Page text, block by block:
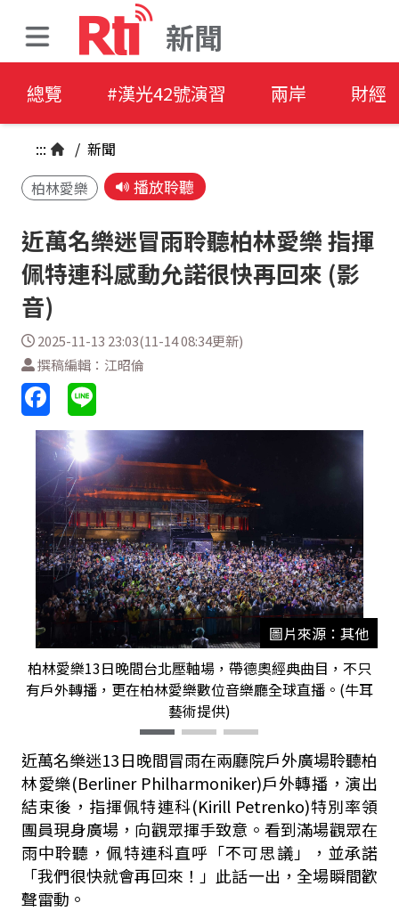
新聞
總覽 #漢光42號演習 兩岸 財經
::: / 新聞
柏林愛樂
播放聆聽
近萬名樂迷冒雨聆聽柏林愛樂 指揮
佩特連科感動允諾很快再回來 (影
音)
2025-11-13 23:03(11-14 08:34更新)
撰稿編輯：江昭倫
圖片來源：其他
柏林愛樂13日晚間台北壓軸場，帶德奧經典曲目，不只
有戶外轉播，更在柏林愛樂數位音樂廳全球直播。(牛耳
藝術提供)
近萬名樂迷13日晚間冒雨在兩廳院戶外廣場聆聽柏
林愛樂(Berliner Philharmoniker)戶外轉播，演出
結束後，指揮佩特連科(Kirill Petrenko)特別率領
團員現身廣場，向觀眾揮手致意。看到滿場觀眾在
雨中聆聽，佩特連科直呼「不可思議」，並承諾
「我們很快就會再回來！」此話一出，全場瞬間歡
聲雷動。